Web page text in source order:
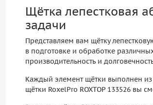
Щётка лепестковая
задачи
Представляем вам щётку
в подготовке и обработке
производительность и
Каждый элемент щётки выполнен из
щётки RoxelPro ROXTOP 133526 вы